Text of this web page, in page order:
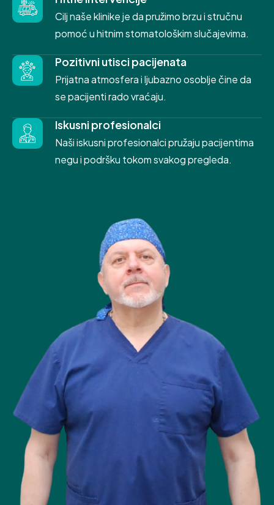
Cilj naše klinike je da pružimo brzu i stručnu
pomoć u hitnim stomatološkim slučajevima.
Pozitivni utisci pacijenata
Prijatna atmosfera i ljubazno osoblje čine da
se pacijenti rado vraćaju.
Iskusni profesionalci
Naši iskusni profesionalci pružaju pacijentima
negu i podršku tokom svakog pregleda.